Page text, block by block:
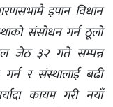
इपान विधान
संसोधन गर्न ठूलो
जेठ ३२ गते सम्पन्न
र संस्थालाई बढी
कायम गरी नयाँ